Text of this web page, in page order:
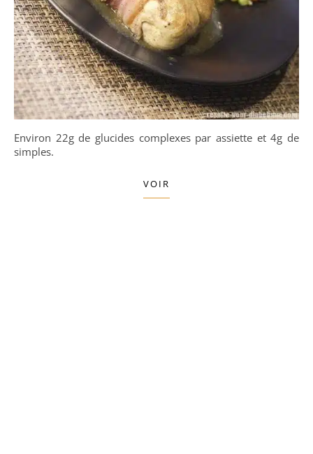
Environ 22g de glucides complexes par assiette et 4g de
simples.
VOIR